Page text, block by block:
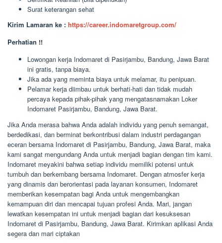
Surat keterangan sehat
Kirim Lamaran ke : https://career.indomaretgroup.com/
Perhatian !!
Lowongan kerja Indomaret di Pasirjambu, Bandung, Jawa Barat
ini gratis, tanpa biaya.
Jika ada yang meminta biaya untuk melamar, itu penipuan.
Pelamar kerja diimbau untuk berhati-hati dan tidak mudah
percaya kepada pihak-pihak yang mengatasnamakan Loker
Indomaret Pasirjambu, Bandung, Jawa Barat.
Jika Anda merasa bahwa Anda adalah individu yang penuh semangat,
berdedikasi, dan berminat berkontribusi dalam industri perdagangan
eceran bersama Indomaret di Pasirjambu, Bandung, Jawa Barat, maka
kami sangat mengundang Anda untuk menjadi bagian dengan tim kami.
Indomaret meyakini bahwa setiap individu memiliki potensi untuk
tumbuh dan berkembang bersama Indomaret. Dengan atmosfer kerja
yang dinamis dan berorientasi pada layanan konsumen, Indomaret
memberikan kesempatan bagi Anda untuk mengembangkan
kemampuan diri dan mencapai tujuan profesi Anda. Mari, jangan
lewatkan kesempatan ini untuk menjadi bagian dari kesuksesan
Indomaret di Pasirjambu, Bandung, Jawa Barat. Kirimkan aplikasi Anda
segera dan mari ciptakan